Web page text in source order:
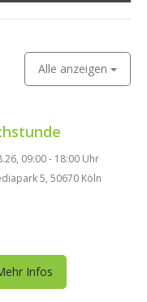
Alle anzeigen
09:00 - 18:00 Uhr
5, 50670 Köln
Infos